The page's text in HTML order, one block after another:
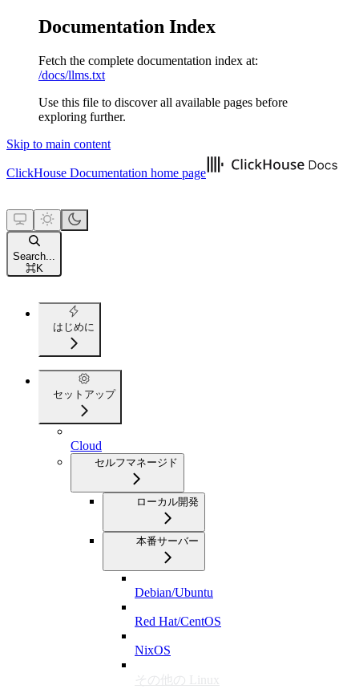
Documentation Index
Fetch the complete documentation index at:
/docs/llms.txt
Use this file to discover all available pages before
exploring further.
Skip to main content
ClickHouse Documentation home page
Search...
⌘K
はじめに
セットアップ
Cloud
セルフマネージド
ローカル開発
本番サーバー
Debian/Ubuntu
Red Hat/CentOS
NixOS
その他の Linux